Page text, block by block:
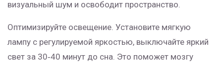
визуальный шум и освободит пространство.
Оптимизируйте освещение. Установите мягкую
лампу с регулируемой яркостью, выключайте яркий
свет за 30‑40 минут до сна. Это поможет мозгу